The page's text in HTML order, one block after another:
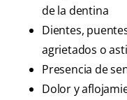
de la dentina
Dientes,
agrietados o
Presencia de
Dolor y